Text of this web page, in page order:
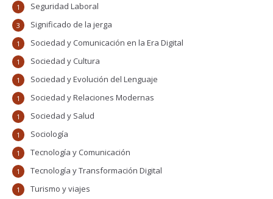
Seguridad Laboral
1
Significado de la jerga
3
Sociedad y Comunicación en la Era Digital
1
Sociedad y Cultura
1
Sociedad y Evolución del Lenguaje
1
Sociedad y Relaciones Modernas
1
Sociedad y Salud
1
Sociología
1
Tecnología y Comunicación
1
Tecnología y Transformación Digital
1
Turismo y viajes
1